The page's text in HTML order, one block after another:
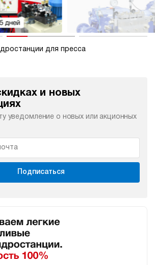
для пресса
и новых
уведомление о новых или акционных
Подписаться